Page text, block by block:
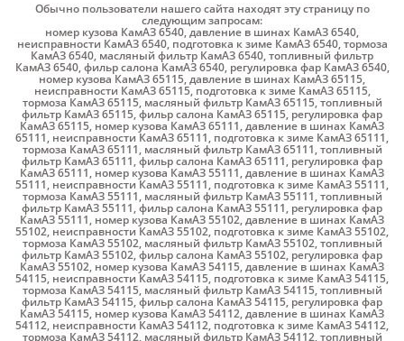
Обычно пользователи нашего сайта находят эту страницу по
следующим запросам:
номер кузова КамАЗ 6540,давление в шинах КамАЗ 6540,
неисправности КамАЗ 6540, подготовка к зиме КамАЗ 6540,тормоза
КамАЗ 6540, масляный фильтр КамАЗ 6540,топливный фильтр
КамАЗ 6540,фильр салона КамАЗ 6540, регулировка фар КамАЗ 6540,
номер кузова КамАЗ 65115,давление в шинах КамАЗ 65115,
неисправности КамАЗ 65115, подготовка к зиме КамАЗ 65115,
тормоза КамАЗ 65115, масляный фильтр КамАЗ 65115,топливный
фильтр КамАЗ 65115,фильр салона КамАЗ 65115, регулировка фар
КамАЗ 65115, номер кузова КамАЗ 65111,давление в шинах КамАЗ
65111, неисправности КамАЗ 65111, подготовка к зиме КамАЗ 65111,
тормоза КамАЗ 65111, масляный фильтр КамАЗ 65111,топливный
фильтр КамАЗ 65111,фильр салона КамАЗ 65111, регулировка фар
КамАЗ 65111, номер кузова КамАЗ 55111,давление в шинах КамАЗ
55111, неисправности КамАЗ 55111, подготовка к зиме КамАЗ 55111,
тормоза КамАЗ 55111, масляный фильтр КамАЗ 55111,топливный
фильтр КамАЗ 55111,фильр салона КамАЗ 55111, регулировка фар
КамАЗ 55111, номер кузова КамАЗ 55102,давление в шинах КамАЗ
55102, неисправности КамАЗ 55102, подготовка к зиме КамАЗ 55102,
тормоза КамАЗ 55102, масляный фильтр КамАЗ 55102,топливный
фильтр КамАЗ 55102,фильр салона КамАЗ 55102, регулировка фар
КамАЗ 55102, номер кузова КамАЗ 54115,давление в шинах КамАЗ
54115, неисправности КамАЗ 54115, подготовка к зиме КамАЗ 54115,
тормоза КамАЗ 54115, масляный фильтр КамАЗ 54115,топливный
фильтр КамАЗ 54115,фильр салона КамАЗ 54115, регулировка фар
КамАЗ 54115, номер кузова КамАЗ 54112,давление в шинах КамАЗ
54112, неисправности КамАЗ 54112, подготовка к зиме КамАЗ 54112,
тормоза КамАЗ 54112, масляный фильтр КамАЗ 54112,топливный